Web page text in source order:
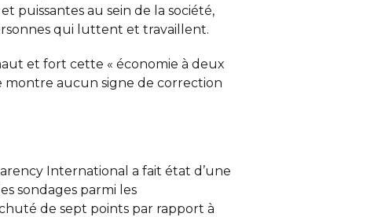
puissantes au sein de la société,
qui luttent et travaillent.
et fort cette « économie à deux
montre aucun signe de correction
International a fait état d’une
sondages parmi les
de sept points par rapport à